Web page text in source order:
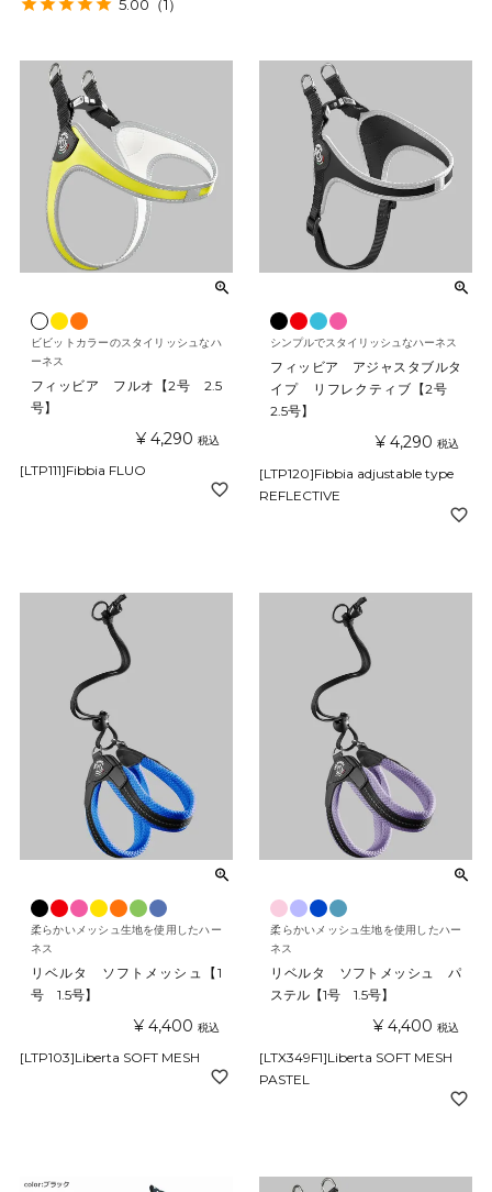
5.00 （1）
ビビットカラーのスタイリッシュなハ
ーネス
フィッビア フルオ【2号 2.5
号】
¥ 4,290 税込
[LTP111]Fibbia FLUO
シンプルでスタイリッシュなハーネス
フィッビア アジャスタブルタ
イプ リフレクティブ【2号
2.5号】
¥ 4,290 税込
[LTP120]Fibbia adjustable type
REFLECTIVE
柔らかいメッシュ生地を使用したハー
ネス
リベルタ ソフトメッシュ【1
号 1.5号】
¥ 4,400 税込
[LTP103]Liberta SOFT MESH
柔らかいメッシュ生地を使用したハー
ネス
リベルタ ソフトメッシュ パ
ステル【1号 1.5号】
¥ 4,400 税込
[LTX349F1]Liberta SOFT MESH
PASTEL